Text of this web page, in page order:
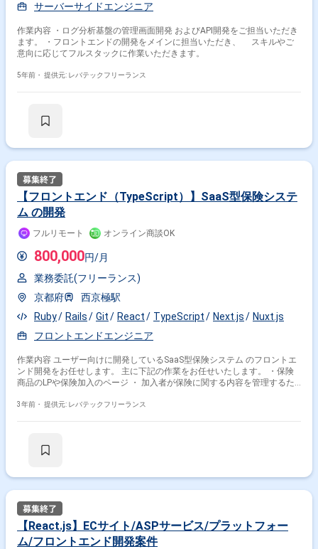
サーバーサイドエンジニア
作業内容 ・ログ分析基盤の管理画面開発 およびAPI開発をご担当いただき
ます。 ・フロントエンドの開発をメインに担当いただき、 スキルやご
意向に応じてフルスタックに作業いただきます。
5年前・ 提供元: レバテックフリーランス
【フロントエンド（TypeScript）】SaaS型保険システ
ム の開発
フルリモート オンライン商談OK
800,000円/月
業務委託(フリーランス)
京都府
西京極駅
Ruby
Rails Git React TypeScript Next.js
Nuxt.js
フロントエンドエンジニア
作業内容 ユーザー向けに開発しているSaaS型保険システム のフロントエ
ンド開発をお任せします。 主に下記の作業をお任せいたします。 ・保険
商品のLPや保険加入のページ ・ 加入者が保険に関する内容を管理するた
・ コーポレートサイト
3年前・ 提供元: レバテックフリーランス
【React.js】ECサイト/ASPサービス/プラットフォー
ム/フロントエンド開発案件